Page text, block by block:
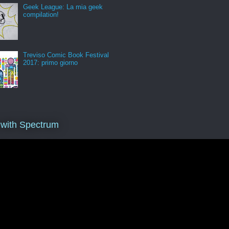
Geek League: La mia geek
compilation!
Treviso Comic Book Festival
2017: primo giorno
Spectrum